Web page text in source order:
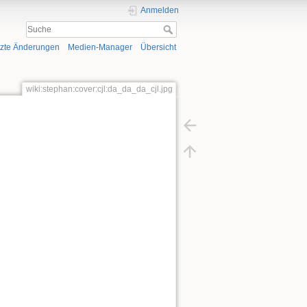
Anmelden
Änderungen Medien-Manager Übersicht
wiki:stephan:cover:cjl:da_da_da_cjl.jpg